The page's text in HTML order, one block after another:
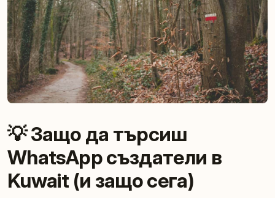
💡 Защо да търсиш
WhatsApp създатели в
Kuwait (и защо сега)